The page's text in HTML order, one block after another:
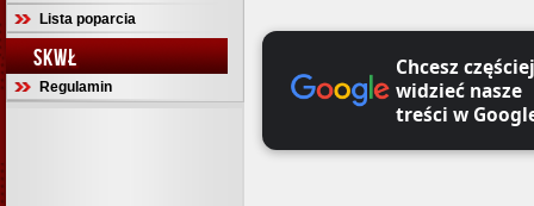
Lista poparcia
SKWŁ
Regulamin
Chcesz częściej
widzieć nasze
treści w